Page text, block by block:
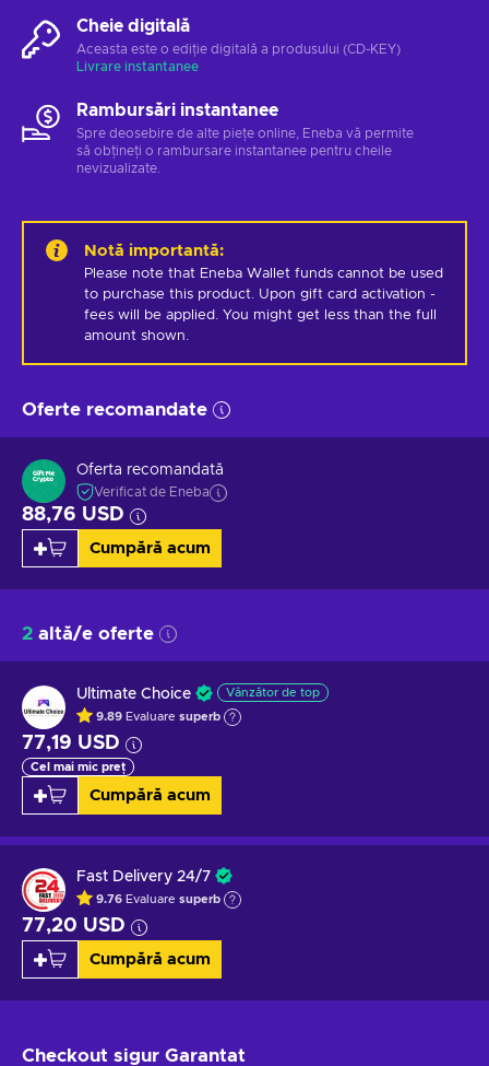
Cheie digitală
Aceasta este o ediție digitală a produsului (CD-KEY)
Livrare instantanee
Rambursări instantanee
Spre deosebire de alte piețe online, Eneba vă permite
să obțineți o rambursare instantanee pentru cheile
nevizualizate.
Notă importantă:
Please note that Eneba Wallet funds cannot be used
to purchase this product. Upon gift card activation -
fees will be applied. You might get less than the full
amount shown.
Oferte recomandate
Oferta recomandată
Verificat de Eneba
88,76 USD
Cumpără acum
2 altă/e oferte
Ultimate Choice Vânzător de top
9.89 Evaluare superb
77,19 USD
Cel mai mic preț
Cumpără acum
Fast Delivery 24/7
9.76 Evaluare superb
77,20 USD
Cumpără acum
Checkout sigur Garantat